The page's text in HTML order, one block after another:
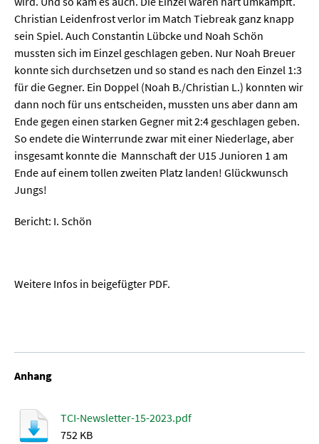
mussten sich im Einzel geschlagen geben. Nur Noah Breuer
konnte sich durchsetzen und so stand es nach den Einzel 1:3
für die Gegner. Ein Doppel (Noah B./Christian L.) konnten wir
dann noch für uns entscheiden, mussten uns aber dann am
Ende gegen einen starken Gegner mit 2:4 geschlagen geben.
So endete die Winterrunde zwar mit einer Niederlage, aber
insgesamt konnte die Mannschaft der U15 Junioren 1 am
Ende auf einem tollen zweiten Platz landen! Glückwunsch
Jungs!
Bericht: I. Schön